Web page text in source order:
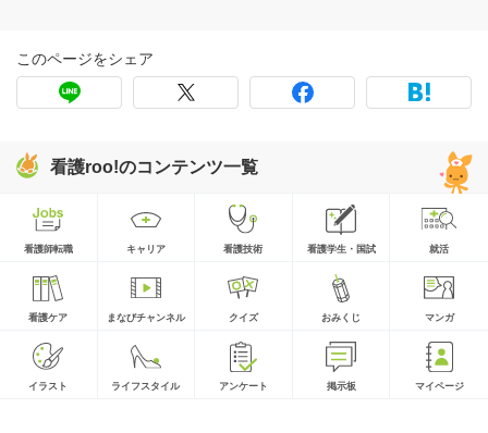
このページをシェア
看護roo!のコンテンツ一覧
看護師転職 キャリア 看護技術 看護学生・国試 就活
看護ケア まなびチャンネル クイズ おみくじ マンガ
イラスト ライフスタイル アンケート 掲示板 マイページ